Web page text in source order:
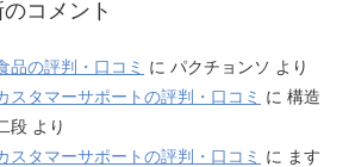
コメント
品の評判・口コミ に パクチョンソ より
スタマーサポートの評判・口コミ に 構造
段 より
スタマーサポートの評判・口コミ に ます